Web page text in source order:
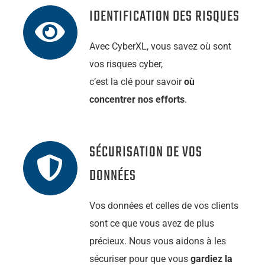
IDENTIFICATION DES RISQUES
Avec CyberXL, vous savez où sont
vos risques cyber,
c’est la clé pour savoiroù
concentrer nos efforts.
SÉCURISATION DE VOS
DONNÉES
Vos données et celles de vos clients
sont ce que vous avez de plus
précieux. Nous vous aidons à les
sécuriser pour que vous gardiez la